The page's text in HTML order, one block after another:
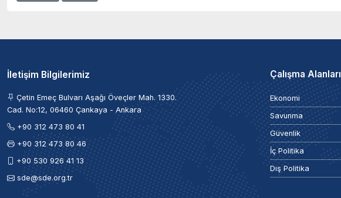
İletişim Bilgilerimiz
Çetin Emeç Bulvarı Aşağı Öveçler Mah. 1330.
Cad. No:12, 06460 Çankaya - Ankara
+90 312 473 80 41
+90 312 473 80 46
+90 530 926 41 13
sde@sde.org.tr
Çalışma Alanları
Ekonomi
Savunma
Güvenlik
İç Politika
Dış Politika